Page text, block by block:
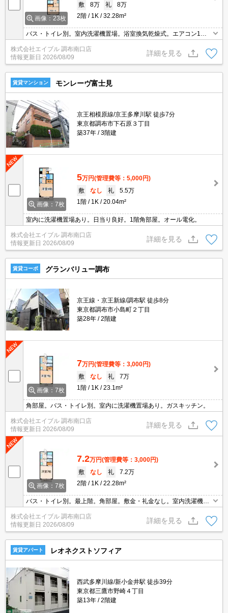
画像：23枚
敷
8万 礼
8万
2階
1K 32.28m²
バス・トイレ別。室内洗濯機置場。浴室換気乾燥式。エアコン1基
付き。洗面化粧台付き。オートロック。宅配ボックスあり。南向き
の角部屋。
株式会社エイブル 調布南口店
情報更新日 2026/08/09
詳細を見る
賃貸マンション モンレーヴ富士見
京王相模原線/京王多摩川駅 徒歩7分
東京都調布市下石原３丁目
築37年
3階建
画像：7枚
5万円(管理費等：5,000円)
敷
なし 礼
5.5万
1階
1K 20.04m²
室内に洗濯機置場あり。日当り良好。1階角部屋。オール電化。
株式会社エイブル 調布南口店
情報更新日 2026/08/09
詳細を見る
賃貸コーポ グランバリュー調布
京王線・京王新線/調布駅 徒歩8分
東京都調布市小島町２丁目
築28年
2階建
画像：7枚
7万円(管理費等：3,000円)
敷
なし 礼
7万
1階
1K 23.1m²
角部屋。バス・トイレ別。室内に洗濯機置場あり。ガスキッチン。
株式会社エイブル 調布南口店
情報更新日 2026/08/09
詳細を見る
画像：7枚
7.2万円(管理費等：3,000円)
敷
なし 礼
7.2万
2階
1K 22.28m²
バス・トイレ別。最上階。角部屋。敷金・礼金なし。室内洗濯機置
場。TVモニター付インターホン。角部屋。エアコン付き。
株式会社エイブル 調布南口店
情報更新日 2026/08/09
詳細を見る
賃貸アパート レオネクストソフィア
西武多摩川線/新小金井駅 徒歩39分
東京都三鷹市野崎４丁目
築13年
2階建